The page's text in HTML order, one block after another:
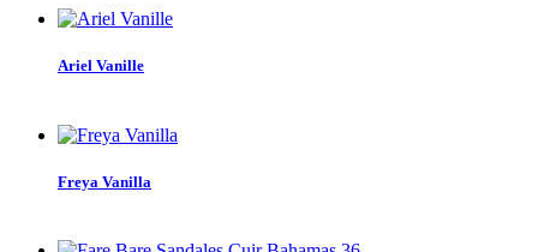
Ariel Vanille
Freya Vanilla